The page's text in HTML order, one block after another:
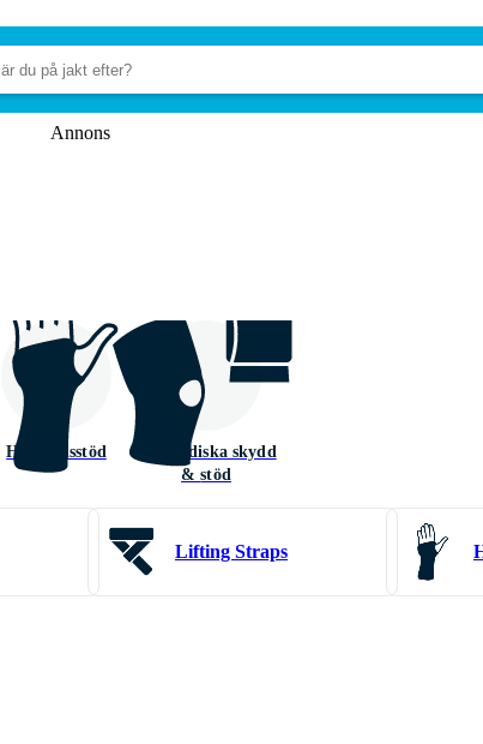
Annons
Handledsstöd
Ortopediska skydd
& stöd
Lifting Straps